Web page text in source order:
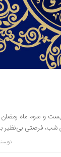
سوم ماه رمضان
شب، فرصتی بی‌نظیر